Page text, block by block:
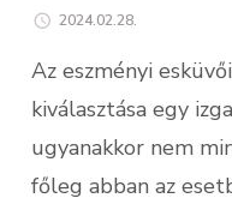
2024.02.28.
Az eszményi
kiválasztása egy
ugyanakkor nem
főleg abban az